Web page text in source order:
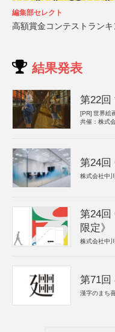
編集部セレクト
高額賞金コンテストランキ
結果発表
第22回
[PR] 世界絵
共催：株式
第24回
株式会社中
第24回
限定》
株式会社中
第71回
漢字のまち